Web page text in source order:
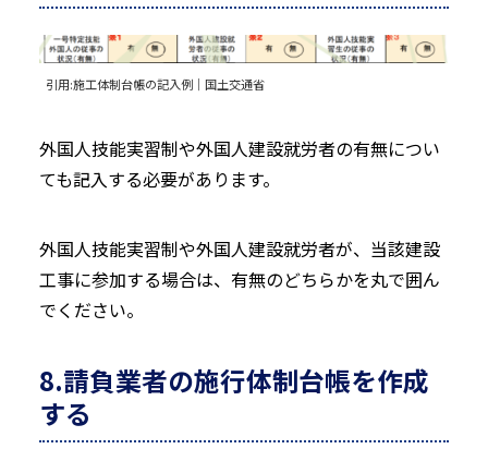
引用:施工体制台帳の記入例｜国土交通省
外国人技能実習制や外国人建設就労者の有無につい
ても記入する必要があります。
外国人技能実習制や外国人建設就労者が、当該建設
工事に参加する場合は、有無のどちらかを丸で囲ん
でください。
8.請負業者の施行体制台帳を作成
する